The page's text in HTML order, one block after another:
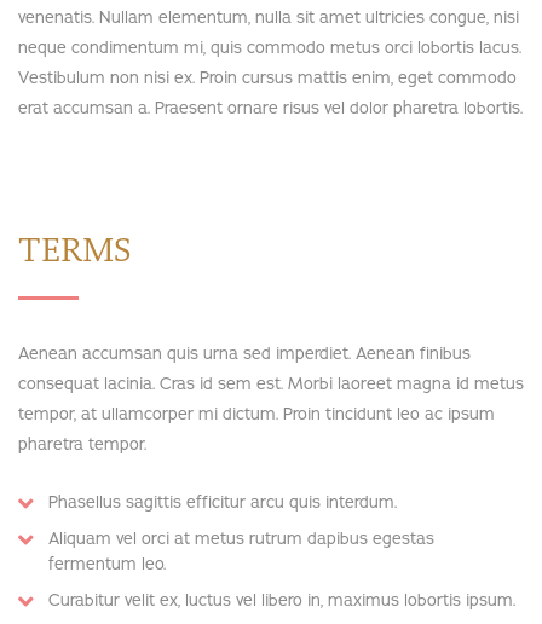
venenatis. Nullam elementum, nulla sit amet ultricies congue, nisi
neque condimentum mi, quis commodo metus orci lobortis lacus.
Vestibulum non nisi ex. Proin cursus mattis enim, eget commodo
erat accumsan a. Praesent ornare risus vel dolor pharetra lobortis.
TERMS
Aenean accumsan quis urna sed imperdiet. Aenean finibus
consequat lacinia. Cras id sem est. Morbi laoreet magna id metus
tempor, at ullamcorper mi dictum. Proin tincidunt leo ac ipsum
pharetra tempor.
Phasellus sagittis efficitur arcu quis interdum.
Aliquam vel orci at metus rutrum dapibus egestas
fermentum leo.
Curabitur velit ex, luctus vel libero in, maximus lobortis ipsum.